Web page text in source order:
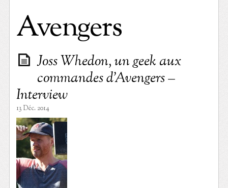
Avengers
Joss Whedon, un geek aux
commandes d’Avengers –
Interview
13 Déc. 2014